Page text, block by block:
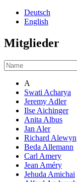
Deutsch
English
Mitglieder
A
Swati Acharya
Jeremy Adler
Ilse Aichinger
Anita Albus
Jan Aler
Richard Alewyn
Beda Allemann
Carl Amery
Jean Améry
Jehuda Amichai